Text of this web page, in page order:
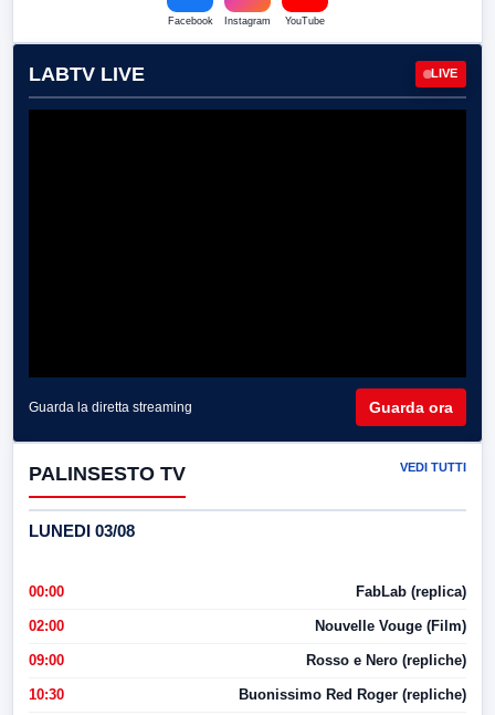
Facebook Instagram YouTube
LABTV LIVE LIVE
Guarda la diretta streaming Guarda ora
PALINSESTO TV VEDI TUTTI
LUNEDI 03/08
00:00 FabLab (replica)
02:00 Nouvelle Vouge (Film)
09:00 Rosso e Nero (repliche)
10:30 Buonissimo Red Roger (repliche)